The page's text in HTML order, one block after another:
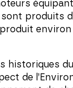
produits
historiques
de